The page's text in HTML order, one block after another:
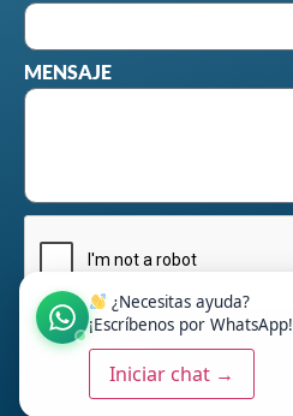
MENSAJE
ENVIAR
¿Necesitas ayuda?
¡Escríbenos por WhatsApp!
Iniciar chat →